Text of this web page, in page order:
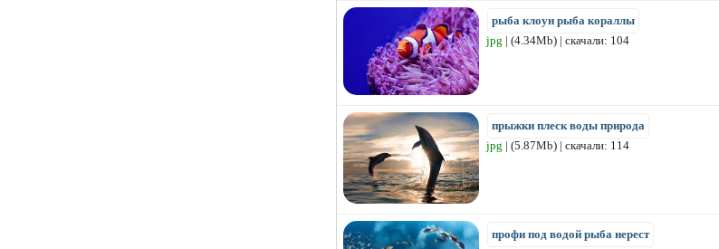
рыба клоун рыба кораллы
jpg | (4.34Mb) | скачали: 104
прыжки плеск воды природа
jpg | (5.87Mb) | скачали: 114
профи под водой рыба нерест